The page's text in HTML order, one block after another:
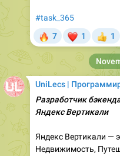
#task_365
7 1
👍
1
UniLecs |
Разработчик
Яндекс Вертикали
Яндекс Вертикали —
Недвижимость,